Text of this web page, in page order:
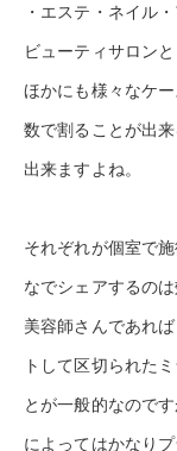
・エステ・ネイル
ビューティサロン
ほかにも様々なケ
数で割ることが出
出来ますよね。
それぞれが個室で
なでシェアするのは
美容師さんであれ
トして区切られた
とが一般的なので
によってはかなり